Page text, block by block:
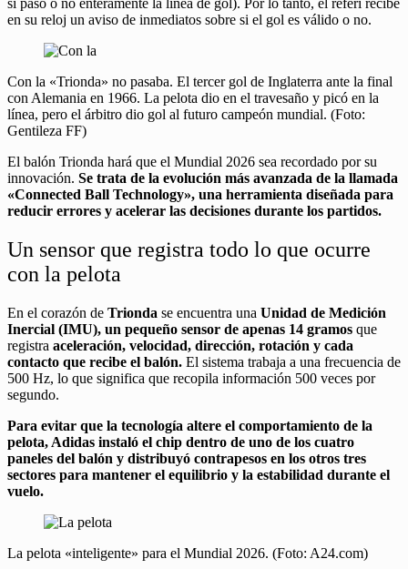
si pasó o no enteramente la línea de gol). Por lo tanto, el réferi recibe
en su reloj un aviso de inmediatos sobre si el gol es válido o no.
Con la «Trionda» no pasaba. El tercer gol de Inglaterra ante la final
con Alemania en 1966. La pelota dio en el travesaño y picó en la
línea, pero el árbitro dio gol al futuro campeón mundial. (Foto:
Gentileza FF)
El balón Trionda hará que el Mundial 2026 sea recordado por su
innovación. Se trata de la evolución más avanzada de la llamada
«Connected Ball Technology», una herramienta diseñada para
reducir errores y acelerar las decisiones durante los partidos.
Un sensor que registra todo lo que ocurre
con la pelota
En el corazón de Trionda se encuentra una Unidad de Medición
Inercial (IMU), un pequeño sensor de apenas 14 gramos que
registra aceleración, velocidad, dirección, rotación y cada
contacto que recibe el balón. El sistema trabaja a una frecuencia de
500 Hz, lo que significa que recopila información 500 veces por
segundo.
Para evitar que la tecnología altere el comportamiento de la
pelota, Adidas instaló el chip dentro de uno de los cuatro
paneles del balón y distribuyó contrapesos en los otros tres
sectores para mantener el equilibrio y la estabilidad durante el
vuelo.
La pelota «inteligente» para el Mundial 2026. (Foto: A24.com)